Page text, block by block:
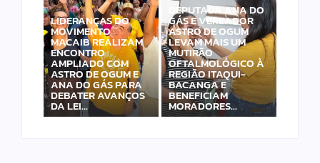
LIDERANÇAS DO
MOVIMENTO
MACAIB REALIZAM
ENCONTRO
AMPLIADO COM
ASTRO DE OGUM E
ANA DO GÁS PARA
DEBATER AVANÇOS
DA LEI…
DEPUTADA ANA DO
GÁS E VEREADOR
ASTRO DE OGUM
LEVAM MAIS UM
MUTIRÃO
OFTALMOLÓGICO À
REGIÃO ITAQUI-
BACANGA E
BENEFICIAM
MORADORES…